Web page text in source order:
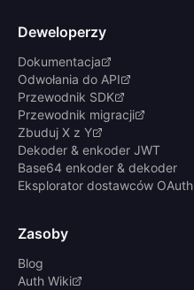
Deweloperzy
Dokumentacja
Odwołania do API
Przewodnik SDK
Przewodnik migracji
Zbuduj X z Y
Dekoder & enkoder JWT
Base64 enkoder & dekoder
Eksplorator dostawców OAuth
Zasoby
Blog
Auth Wiki